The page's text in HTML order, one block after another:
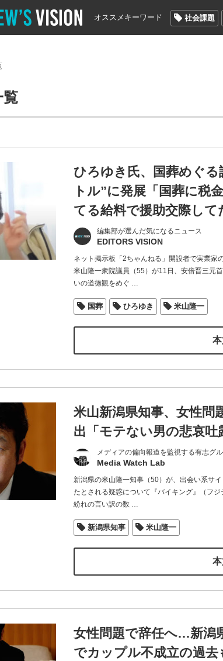
オススメキーワード 社会課題
覧
ひろゆき氏、国葬めぐ
トル”に発展「国葬に税
てる給料で援助交際して
編集部が選んだ気になるニュース
EDITORS VISION
ネット掲示板「2ちゃんねる」開設者で実業家
米山隆一衆院議員（55）が11日、安倍晋三元
いの道徳観をめぐ …
国葬 ひろゆき 米山隆一
米山新潟県知事、女性問
出「モテない男の悲哀吐
メディアの偏向報道を監視する有志グ
Media Watch Lab
新潟県の米山隆一知事（50）が、出会い系サ
たとされる疑惑について『バイキング』（フ
紛れの言い訳の数…
新潟県知事 米山隆一
女性問題で辞任へ…新潟
でカップル不成立の過去